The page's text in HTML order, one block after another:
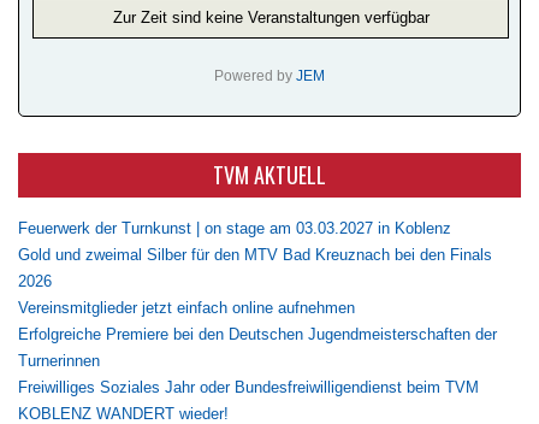
Zur Zeit sind keine Veranstaltungen verfügbar
Powered by JEM
TVM AKTUELL
Feuerwerk der Turnkunst | on stage am 03.03.2027 in Koblenz
Gold und zweimal Silber für den MTV Bad Kreuznach bei den Finals
2026
Vereinsmitglieder jetzt einfach online aufnehmen
Erfolgreiche Premiere bei den Deutschen Jugendmeisterschaften der
Turnerinnen
Freiwilliges Soziales Jahr oder Bundesfreiwilligendienst beim TVM
KOBLENZ WANDERT wieder!